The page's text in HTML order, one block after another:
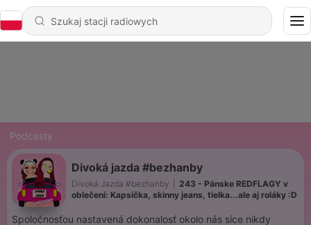
Podcasty
Divoká jazda #bezhanby
Divoká Jazda #bezhanby
243 - Pánske REDFLAGY v
oblečení: Kapsička, skinny jeans, tielka...ale aj roláky :D
Spoločnosťou nastavená dokonalosť okolo nás síce nikdy